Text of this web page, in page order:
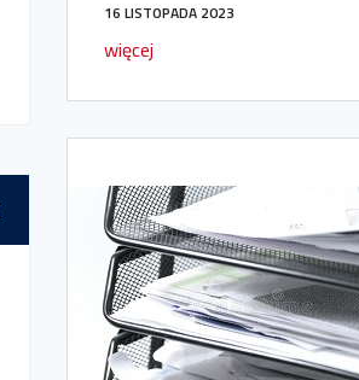
16 LISTOPADA 2023
więcej